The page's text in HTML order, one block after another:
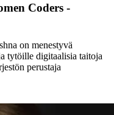
Coders -
on menestyvä
tytöille digitaalisia taitoja
perustaja